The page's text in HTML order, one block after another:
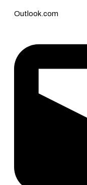
Outlook.com